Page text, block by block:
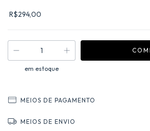
R$294,00
em estoque
MEIOS DE PAGAMENTO
MEIOS DE ENVIO